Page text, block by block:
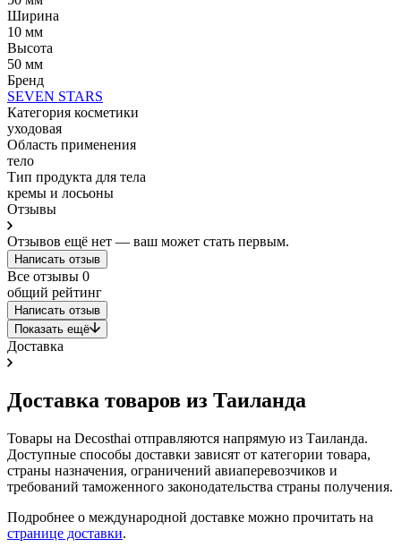
Ширина
10 мм
Высота
50 мм
Бренд
SEVEN STARS
Категория косметики
уходовая
Область применения
тело
Тип продукта для тела
кремы и лосьоны
Отзывы
Отзывов ещё нет — ваш может стать первым.
Написать отзыв
Все отзывы 0
общий рейтинг
Написать отзыв
Показать ещё
Доставка
Доставка товаров из Таиланда
Товары на Decosthai отправляются напрямую из Таиланда.
Доступные способы доставки зависят от категории товара,
страны назначения, ограничений авиаперевозчиков и
требований таможенного законодательства страны получения.
Подробнее о международной доставке можно прочитать на
странице доставки.